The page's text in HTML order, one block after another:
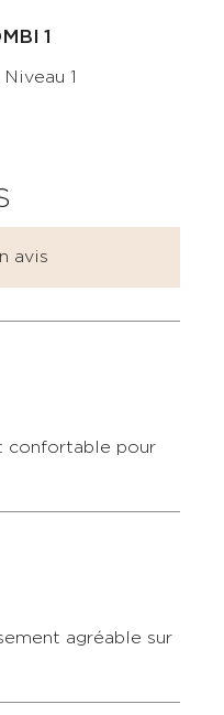
1
1
avis
confortable pour
agréable sur